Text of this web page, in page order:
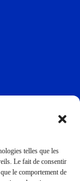
telles que les
Le fait de consentir
le comportement de